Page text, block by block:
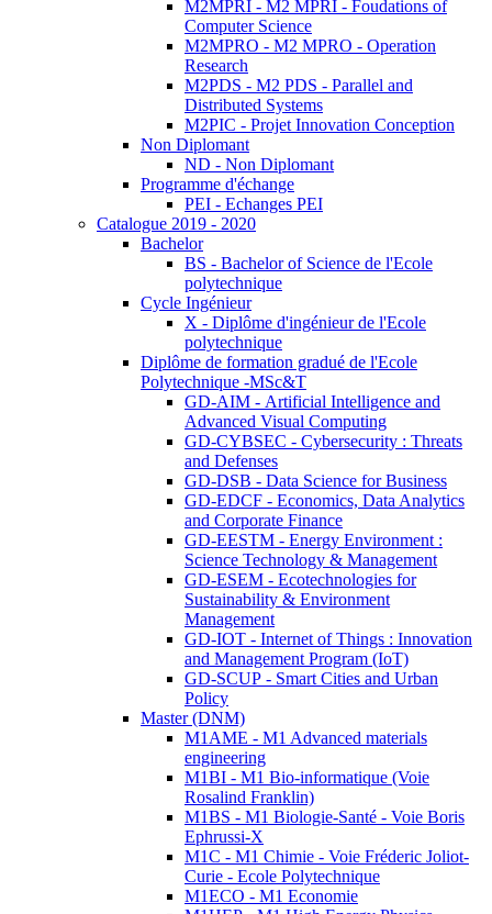
M2MPRI - M2 MPRI - Foudations of
Computer Science
M2MPRO - M2 MPRO - Operation
Research
M2PDS - M2 PDS - Parallel and
Distributed Systems
M2PIC - Projet Innovation Conception
Non Diplomant
ND - Non Diplomant
Programme d'échange
PEI - Echanges PEI
Catalogue 2019 - 2020
Bachelor
BS - Bachelor of Science de l'Ecole
polytechnique
Cycle Ingénieur
X - Diplôme d'ingénieur de l'Ecole
polytechnique
Diplôme de formation gradué de l'Ecole
Polytechnique -MSc&T
GD-AIM - Artificial Intelligence and
Advanced Visual Computing
GD-CYBSEC - Cybersecurity : Threats
and Defenses
GD-DSB - Data Science for Business
GD-EDCF - Economics, Data Analytics
and Corporate Finance
GD-EESTM - Energy Environment :
Science Technology & Management
GD-ESEM - Ecotechnologies for
Sustainability & Environment
Management
GD-IOT - Internet of Things : Innovation
and Management Program (IoT)
GD-SCUP - Smart Cities and Urban
Policy
Master (DNM)
M1AME - M1 Advanced materials
engineering
M1BI - M1 Bio-informatique (Voie
Rosalind Franklin)
M1BS - M1 Biologie-Santé - Voie Boris
Ephrussi-X
M1C - M1 Chimie - Voie Fréderic Joliot-
Curie - Ecole Polytechnique
M1ECO - M1 Economie